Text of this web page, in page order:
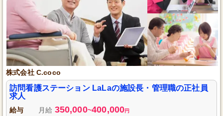
株式会社 C.coco
訪問看護ステーション LaLaの施設長・管理職の正社員
求人
給与 月給 350,000~400,000円